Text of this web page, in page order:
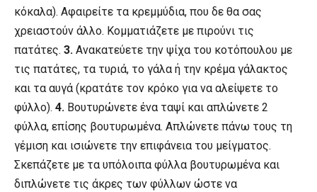
κόκαλα). Αφαιρείτε τα κρεμμύδια, που δε θα σας
χρειαστούν άλλο. Κομματιάζετε με πιρούνι τις
πατάτες. 3. Ανακατεύετε την ψίχα του κοτόπουλου με
τις πατάτες, τα τυριά, το γάλα ή την κρέμα γάλακτος
και τα αυγά (κρατάτε τον κρόκο για να αλείψετε το
φύλλο). 4. Βουτυρώνετε ένα ταψί και απλώνετε 2
φύλλα, επίσης βουτυρωμένα. Απλώνετε πάνω τους τη
γέμιση και ισιώνετε την επιφάνεια του μείγματος.
Σκεπάζετε με τα υπόλοιπα φύλλα βουτυρωμένα και
διπλώνετε τις άκρες των φύλλων ώστε να